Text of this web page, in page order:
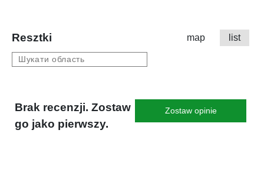
Resztki map list
Brak recenzji. Zostaw
go jako pierwszy.
Zostaw opinie